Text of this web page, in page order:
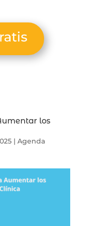
los
| Agenda